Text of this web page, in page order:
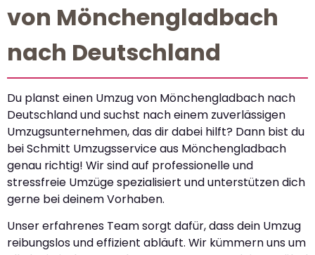
von Mönchengladbach
nach Deutschland
Du planst einen Umzug von Mönchengladbach nach
Deutschland und suchst nach einem zuverlässigen
Umzugsunternehmen, das dir dabei hilft? Dann bist du
bei Schmitt Umzugsservice aus Mönchengladbach
genau richtig! Wir sind auf professionelle und
stressfreie Umzüge spezialisiert und unterstützen dich
gerne bei deinem Vorhaben.
Unser erfahrenes Team sorgt dafür, dass dein Umzug
reibungslos und effizient abläuft. Wir kümmern uns um